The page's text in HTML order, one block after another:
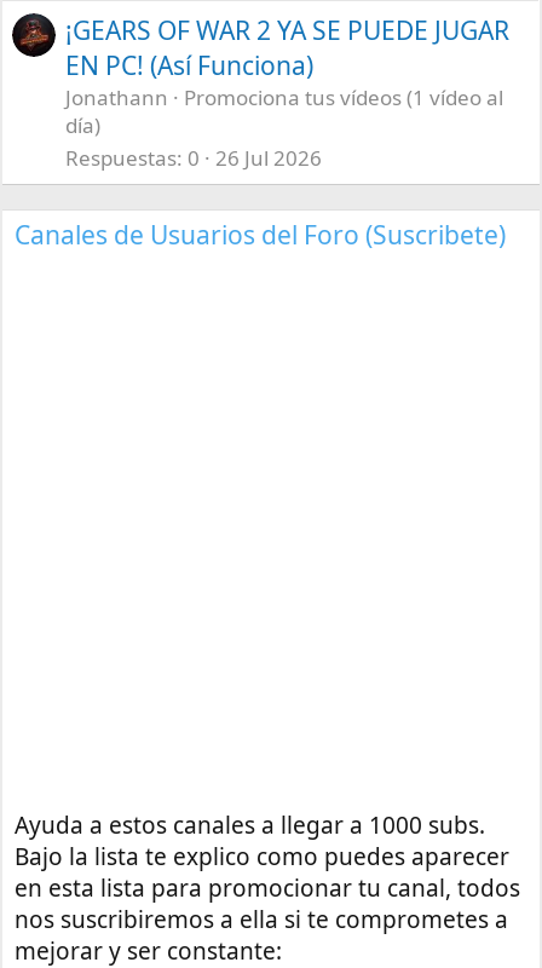
¡GEARS OF WAR 2 YA SE PUEDE JUGAR
EN PC! (Así Funciona)
Jonathann
Promociona tus vídeos (1 vídeo al
día)
Respuestas 0 26 Jul 2026
Canales de Usuarios del Foro (Suscribete)
Ayuda a estos canales a llegar a 1000 subs.
Bajo la lista te explico como puedes aparecer
en esta lista para promocionar tu canal, todos
nos suscribiremos a ella si te comprometes a
mejorar y ser constante: